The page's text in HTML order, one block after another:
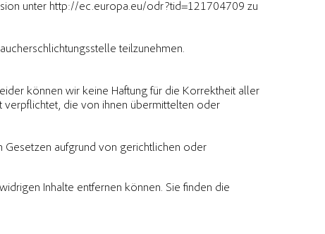
unter http://ec.europa.eu/odr?tid=121704709 zu
teilzunehmen.
können wir keine Haftung für die Korrektheit aller
verpflichtet, die von ihnen übermittelten oder
Gesetzen aufgrund von gerichtlichen oder
Inhalte entfernen können. Sie finden die